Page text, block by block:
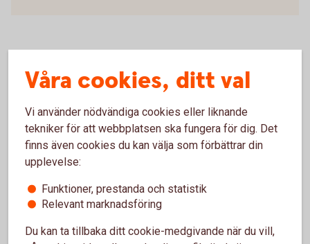
Här har vi samlat bästa tipsen som
ger dig koll på pengarna!
Så skyddar du ditt konto
luras
Våra cookies, ditt val
Vi använder nödvändiga cookies eller liknande
tekniker för att webbplatsen ska fungera för dig. Det
finns även cookies du kan välja som förbättrar din
upplevelse:
Funktioner, prestanda och statistik
Relevant marknadsföring
Du kan ta tillbaka ditt cookie-medgivande när du vill,